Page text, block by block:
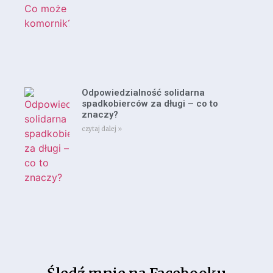
Odpowiedzialność solidarna
spadkobierców za długi – co to
znaczy?
czytaj dalej »